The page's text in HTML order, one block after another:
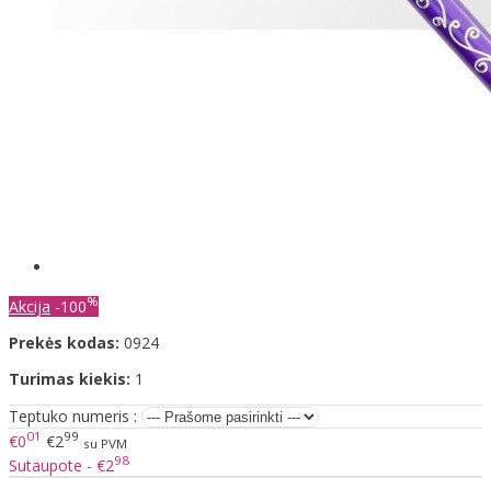
Akcija -100%
Prekės kodas: 0924
Turimas kiekis: 1
Teptuko numeris :
€001 €299 su PVM
Sutaupote - €298